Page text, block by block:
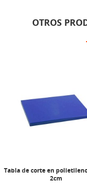
OTROS
Tabla de corte en
2cm